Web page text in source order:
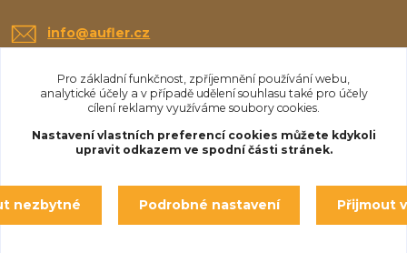
info@aufler.cz
© Aufler 2025
Pro základní funkčnost, zpříjemnění používání webu,
analytické účely a v případě udělení souhlasu také pro účely
cílení reklamy využíváme soubory cookies.
Nastavení vlastních preferencí cookies můžete kdykoli
upravit odkazem ve spodní části stránek.
nezbytné Podrobné nastavení Přijmout